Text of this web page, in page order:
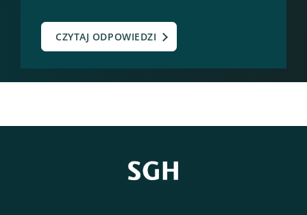
CZYTAJ ODPOWIEDZI